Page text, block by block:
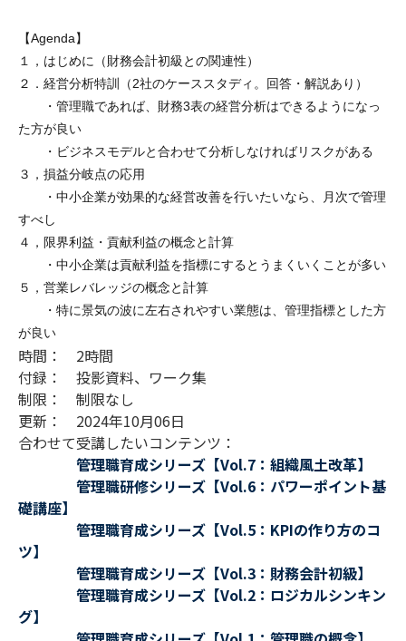
【Agenda】
１，はじめに（財務会計初級との関連性）
２．経営分析特訓（2社のケーススタディ。回答・解説あり）
・管理職であれば、財務3表の経営分析はできるようになっ
た方が良い
・ビジネスモデルと合わせて分析しなければリスクがある
３，損益分岐点の応用
・中小企業が効果的な経営改善を行いたいなら、月次で管理
すべし
４，限界利益・貢献利益の概念と計算
・中小企業は貢献利益を指標にするとうまくいくことが多い
５，営業レバレッジの概念と計算
・特に景気の波に左右されやすい業態は、管理指標とした方
が良い
時間： 2時間
付録： 投影資料、ワーク集
制限： 制限なし
更新： 2024年10月06日
合わせて受講したいコンテンツ：
管理職育成シリーズ【Vol.7：組織風土改革】
管理職研修シリーズ【Vol.6：パワーポイント基
礎講座】
管理職育成シリーズ【Vol.5：KPIの作り方のコ
ツ】
管理職育成シリーズ【Vol.3：財務会計初級】
管理職育成シリーズ【Vol.2：ロジカルシンキン
グ】